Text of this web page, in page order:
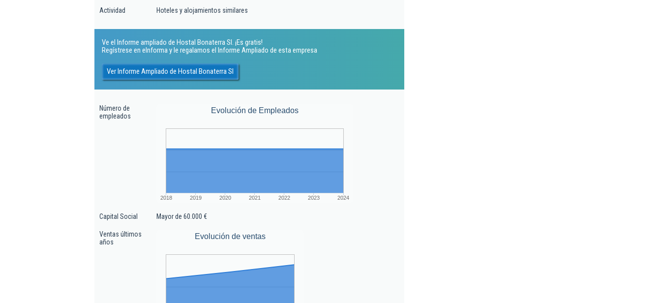
Actividad Hoteles y alojamientos similares
Ve el Informe ampliado de Hostal Bonaterra Sl. ¡Es gratis!
Regístrese en eInforma y le regalamos el Informe Ampliado de esta empresa
Ver Informe Ampliado de Hostal Bonaterra Sl
Número de
empleados
Evolución de Empleados
2018 2019 2020 2021 2022 2023 2024
Capital Social Mayor de 60.000 €
Ventas últimos
años
Evolución de ventas